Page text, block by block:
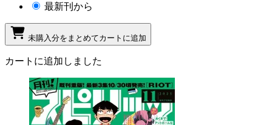
最新刊から
未購入分をまとめてカートに追加
カートに追加しました